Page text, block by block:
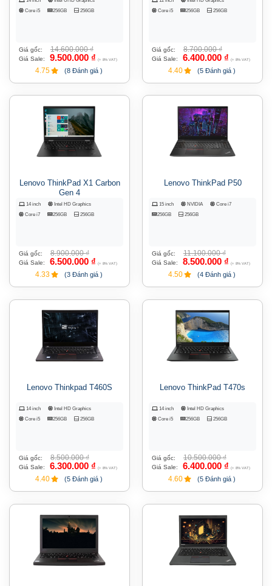
Core i5
256GB 256GB
Giá gốc: 14.600.000₫
Giá Sale: 9.500.000 ₫ (+ 8% VAT)
4.75 (8 Đánh giá )
Core i5
256GB 256GB
Giá gốc: 8.700.000₫
Giá Sale: 6.400.000 ₫ (+ 8% VAT)
4.40 (5 Đánh giá )
Lenovo ThinkPad X1 Carbon
Gen 4
14 inch
Intel HD Graphics
Core i7
256GB 256GB
Giá gốc: 8.900.000₫
Giá Sale: 6.500.000 ₫ (+ 8% VAT)
4.33 (3 Đánh giá )
Lenovo ThinkPad P50
15 inch NVIDIA
Core i7
256GB
256GB
Giá gốc: 11.100.000₫
Giá Sale: 8.500.000 ₫ (+ 8% VAT)
4.50 (4 Đánh giá )
Lenovo Thinkpad T460S
14 inch
Intel HD Graphics
Core i5
256GB 256GB
Giá gốc: 8.500.000₫
Giá Sale: 6.300.000 ₫ (+ 8% VAT)
4.40 (5 Đánh giá )
Lenovo ThinkPad T470s
14 inch
Intel HD Graphics
Core i5
256GB 256GB
Giá gốc: 10.500.000₫
Giá Sale: 6.400.000 ₫ (+ 8% VAT)
4.60 (5 Đánh giá )